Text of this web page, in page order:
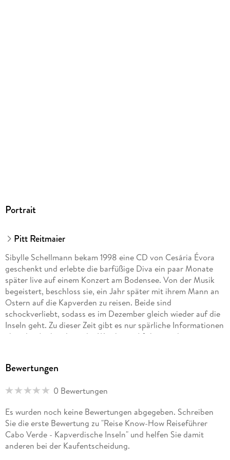
Portrait
Pitt Reitmaier
Sibylle Schellmann bekam 1998 eine CD von Cesária Évora
geschenkt und erlebte die barfüßige Diva ein paar Monate
später live auf einem Konzert am Bodensee. Von der Musik
begeistert, beschloss sie, ein Jahr später mit ihrem Mann an
Ostern auf die Kapverden zu reisen. Beide sind
schockverliebt, sodass es im Dezember gleich wieder auf die
Inseln geht. Zu dieser Zeit gibt es nur spärliche Informationen
über das Archipel vor der Westküste Afrikas, und
muss und gründet im Jahr 2000 als Quereinsteiger
Spezialveranstalter für Cabo Verde. Seit 25 Jahren also
Sibylle Schellmann. Sie verbringt viel Zeit auf der Insel
Santiago, wo sie u. a. schon ein Hotel und ein Restaurant
geführt und zur Unterstützung der Jugend in Calheta de São
Miguel den Leichtathletikverein JAK (Jovens Atletas de
Bewertungen
0 Bewertungen
Es wurden noch keine Bewertungen abgegeben. Schreiben
Sie die erste Bewertung zu "Reise Know-How Reiseführer
Cabo Verde - Kapverdische Inseln" und helfen Sie damit
anderen bei der Kaufentscheidung.